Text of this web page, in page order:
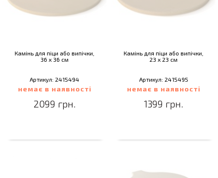
Камінь для піци або випічки,
36 х 36 см
Артикул: 2415494
немає в наявності
2099 грн.
Камінь для піци або випічки,
23 х 23 см
Артикул: 2415495
немає в наявності
1399 грн.